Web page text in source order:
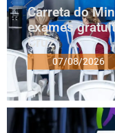
Carreta do
exames
Cruz
07/08/2026